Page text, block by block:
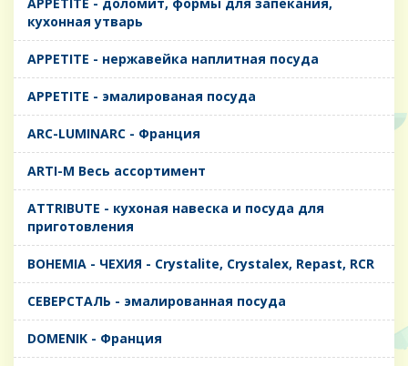
кухонная утварь
APPETITE - нержавейка наплитная посуда
APPETITE - эмалированая посуда
ARC-LUMINARC - Франция
ARTI-M Весь ассортимент
ATTRIBUTE - кухоная навеска и посуда для
приготовления
BOHEMIA - ЧЕХИЯ - Crystalite, Crystalex, Repast, RCR
CЕВЕРСТАЛЬ - эмалированная посуда
DOMENIK - Франция